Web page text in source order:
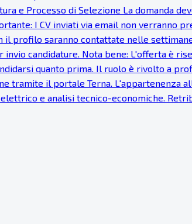
e Processo di Selezione La domanda
I CV inviati via email non verranno
profilo saranno contattate nelle
candidature. Nota bene: L'offerta è
quanto prima. Il ruolo è rivolto a
tramite il portale Terna. L'appartenenza
e analisi tecnico-economiche.